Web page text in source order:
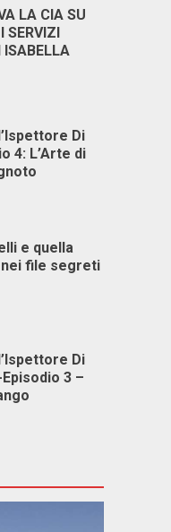
LA CIA SU
SERVIZI
ISABELLA
Di
4: L’Arte di
e quella
file segreti
Di
3 –